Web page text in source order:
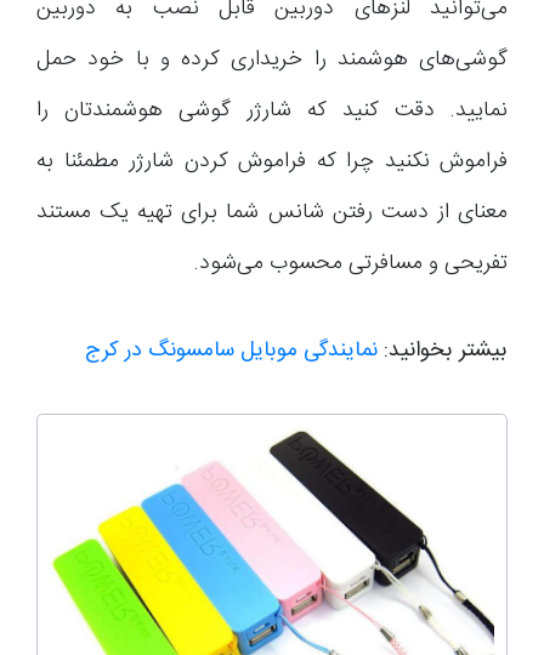
می‌توانید لنزهای دوربین قابل نصب به دوربین
گوشی‌های هوشمند را خریداری کرده و با خود حمل
نمایید. دقت کنید که شارژر گوشی هوشمندتان را
فراموش نکنید چرا که فراموش کردن شارژر مطمئنا به
معنای از دست رفتن شانس شما برای تهیه یک مستند
تفریحی و مسافرتی محسوب می‌شود.
بیشتر بخوانید: نمایندگی موبایل سامسونگ در کرج